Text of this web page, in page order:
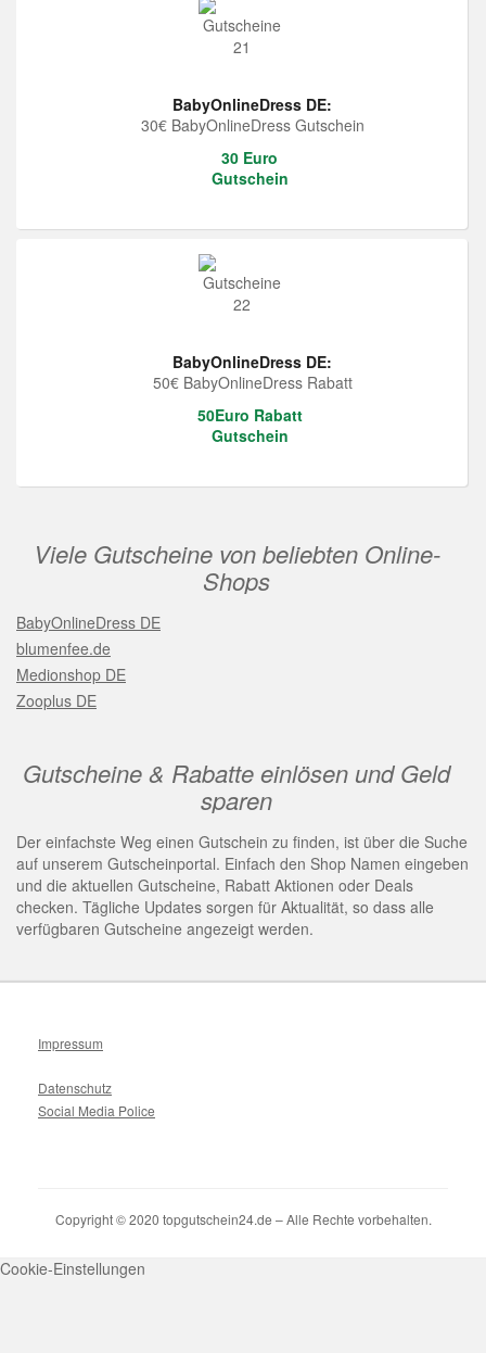
BabyOnlineDress DE:
30€ BabyOnlineDress Gutschein
30 Euro
Gutschein
BabyOnlineDress DE:
50€ BabyOnlineDress Rabatt
50Euro Rabatt
Gutschein
Viele Gutscheine von beliebten Online-
Shops
BabyOnlineDress DE
blumenfee.de
Medionshop DE
Zooplus DE
Gutscheine & Rabatte einlösen und Geld
sparen
Der einfachste Weg einen Gutschein zu finden, ist über die Suche
auf unserem Gutscheinportal. Einfach den Shop Namen eingeben
und die aktuellen Gutscheine, Rabatt Aktionen oder Deals
checken. Tägliche Updates sorgen für Aktualität, so dass alle
verfügbaren Gutscheine angezeigt werden.
Impressum
Datenschutz
Social Media Police
Copyright © 2020 topgutschein24.de – Alle Rechte vorbehalten.
Cookie-Einstellungen